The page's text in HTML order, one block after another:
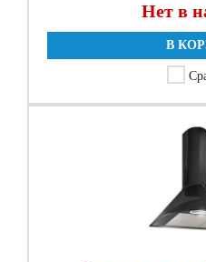
Нет в
В